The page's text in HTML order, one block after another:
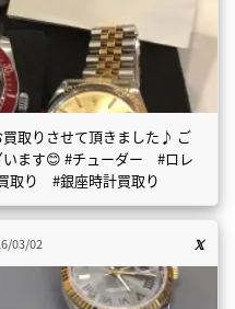
取りさせて頂きました♪ ご
います😊 #チューダー #ロレ
取り #銀座時計買取り
03/02